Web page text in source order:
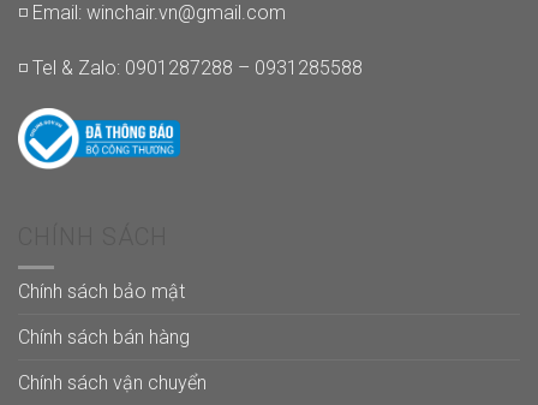
◽ Email: winchair.vn@gmail.com
◽ Tel & Zalo: 0901287288 – 0931285588
Chính sách bảo mật
Chính sách bán hàng
Chính sách vận chuyển